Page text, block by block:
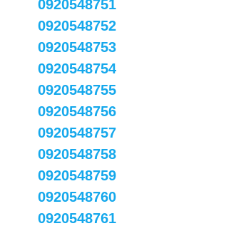
0920548751
0920548752
0920548753
0920548754
0920548755
0920548756
0920548757
0920548758
0920548759
0920548760
0920548761